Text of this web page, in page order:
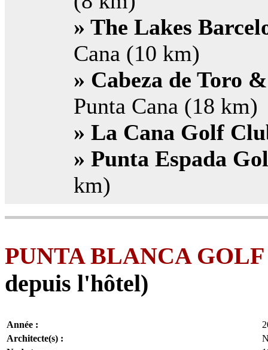
» The Lakes
Cana (10 km)
» Cabeza de Toro
Punta Cana (18 km)
» La Cana Golf
» Punta Espada
km)
PUNTA BLANCA
depuis l'hôtel)
Année :
Architecte(s) :